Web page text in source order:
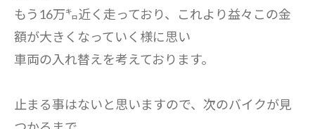
もう16万㌔近く走っており、これより益々この金
額が大きくなっていく様に思い
車両の入れ替えを考えております。
止まる事はないと思いますので、次のバイクが見